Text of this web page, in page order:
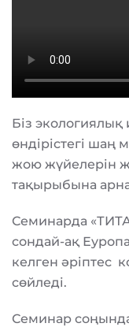
Біз
өндірістегі
жою жүйелерін
тақырыбына
Семинарда
сондай-ақ
келген әріптес
сөйледі.
Семинар